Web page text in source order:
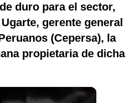
duro para el sector,
gerente general
(Cepersa), la
propietaria de dicha